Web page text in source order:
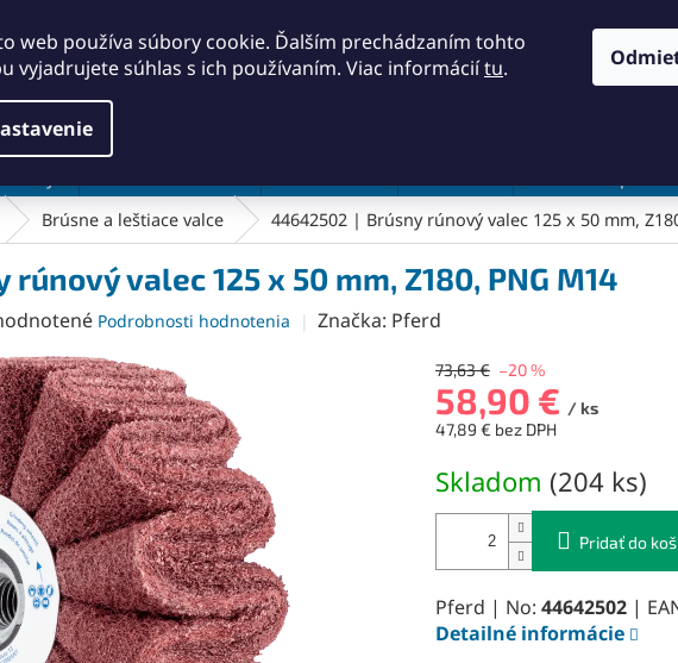
web používa súbory cookie. Ďalším prechádzaním tohto
vyjadrujete súhlas s ich používaním. Viac informáciítu.
Brúsne a leštiace valce 44642502 | Brúsny rúnový valec 125 x 50 mm,
valec 125 x 50 mm, Z180, PNG M14
Podrobnosti hodnotenia Značka: Pferd
73,63 € –20 %
58,90 € / ks
47,89 € bez DPH
cena:
Skladom (204 ks)
Pridať do
Pferd | No: 44642502 |
Detailné informácie